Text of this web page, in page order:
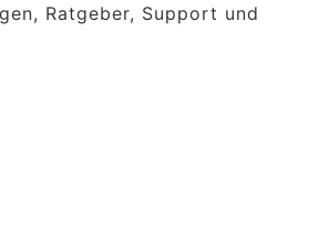
Ratgeber, Support und